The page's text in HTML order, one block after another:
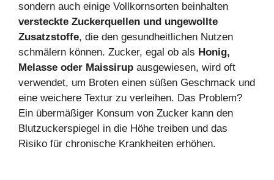
sondern auch einige Vollkornsorten beinhalten
versteckte Zuckerquellen und ungewollte
Zusatzstoffe, die den gesundheitlichen Nutzen
schmälern können. Zucker, egal ob als Honig,
Melasse oder Maissirup ausgewiesen, wird oft
verwendet, um Broten einen süßen Geschmack und
eine weichere Textur zu verleihen. Das Problem?
Ein übermäßiger Konsum von Zucker kann den
Blutzuckerspiegel in die Höhe treiben und das
Risiko für chronische Krankheiten erhöhen.